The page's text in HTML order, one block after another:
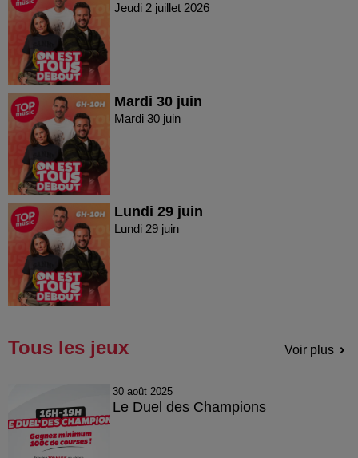
Jeudi 2 juillet 2026
Mardi 30 juin
Mardi 30 juin
Lundi 29 juin
Lundi 29 juin
Tous les jeux Voir plus
30 août 2025
Le Duel des Champions